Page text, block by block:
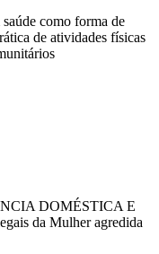
como forma de
de atividades físicas
DOMÉSTICA E
da Mulher agredida